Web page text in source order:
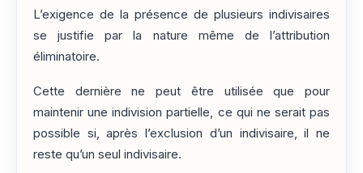
L’exigence de la présence de plusieurs indivisaires
se justifie par la nature même de l’attribution
éliminatoire.
Cette dernière ne peut être utilisée que pour
maintenir une indivision partielle, ce qui ne serait pas
possible si, après l’exclusion d’un indivisaire, il ne
reste qu’un seul indivisaire.